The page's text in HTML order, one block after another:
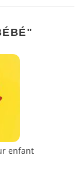
enfant